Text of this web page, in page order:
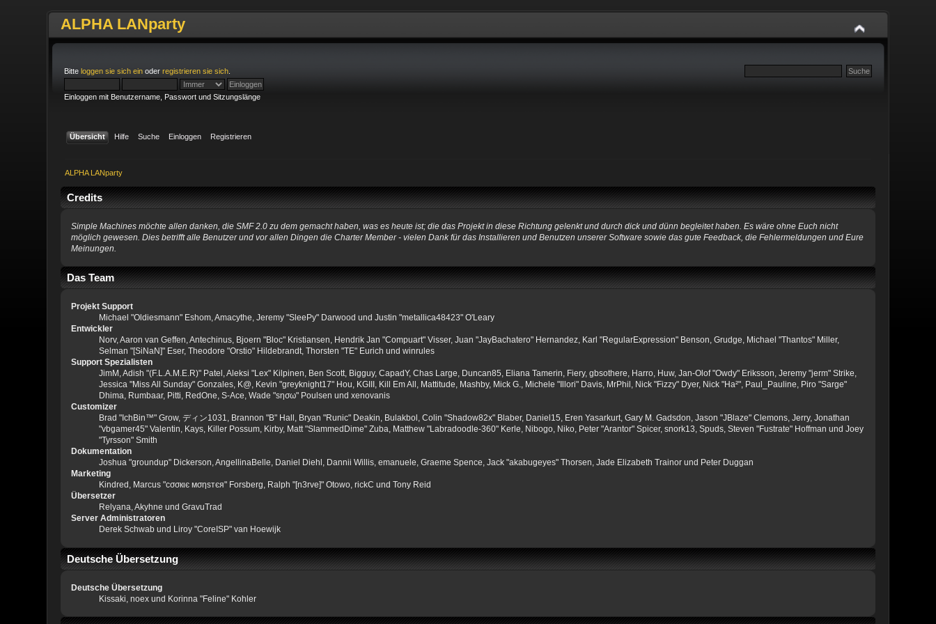
ALPHA LANparty
Bitteloggen sie sich ein oderregistrieren sie sich
Einloggen mit Benutzername, Passwort und Sitzungslänge
Übersicht Hilfe Suche Einloggen Registrieren
ALPHA LANparty
Credits
Simple Machines möchte allen danken, die SMF 2.0 zu dem gemacht haben, was es heute ist; die das Projekt in diese Richtung gelenkt und durch dick und dünn begleitet haben. Es wäre ohne Euch nicht
möglich gewesen. Dies betrifft alle Benutzer und vor allen Dingen die Charter Member - vielen Dank für das Installieren und Benutzen unserer Software sowie das gute Feedback, die Fehlermeldungen und Eure
Meinungen.
Das Team
Projekt Support
Michael "Oldiesmann" Eshom, Amacythe, Jeremy "SleePy" Darwood und Justin "metallica48423" O'Leary
Entwickler
Norv, Aaron van Geffen, Antechinus, Bjoern "Bloc" Kristiansen, Hendrik Jan "Compuart" Visser, Juan "JayBachatero" Hernandez, Karl "RegularExpression" Benson, Grudge, Michael "Thantos" Miller,
Selman "[SiNaN]" Eser, Theodore "Orstio" Hildebrandt, Thorsten "TE" Eurich und winrules
Support Spezialisten
JimM, Adish "(F.L.A.M.E.R)" Patel, Aleksi "Lex" Kilpinen, Ben Scott, Bigguy, CapadY, Chas Large, Duncan85, Eliana Tamerin, Fiery, gbsothere, Harro, Huw, Jan-Olof "Owdy" Eriksson, Jeremy "jerm" Strike,
Jessica "Miss All Sunday" Gonzales, K@, Kevin "greyknight17" Hou, KGIII, Kill Em All, Mattitude, Mashby, Mick G., Michele "Illori" Davis, MrPhil, Nick "Fizzy" Dyer, Nick "Ha²", Paul_Pauline, Piro "Sarge"
Dhima, Rumbaar, Pitti, RedOne, S-Ace, Wade "sησω" Poulsen und xenovanis
Customizer
Brad "IchBin™" Grow, ディン1031, Brannon "B" Hall, Bryan "Runic" Deakin, Bulakbol, Colin "Shadow82x" Blaber, Daniel15, Eren Yasarkurt, Gary M. Gadsdon, Jason "JBlaze" Clemons, Jerry, Jonathan
"vbgamer45" Valentin, Kays, Killer Possum, Kirby, Matt "SlammedDime" Zuba, Matthew "Labradoodle-360" Kerle, Nibogo, Niko, Peter "Arantor" Spicer, snork13, Spuds, Steven "Fustrate" Hoffman und Joey
"Tyrsson" Smith
Dokumentation
Joshua "groundup" Dickerson, AngellinaBelle, Daniel Diehl, Dannii Willis, emanuele, Graeme Spence, Jack "akabugeyes" Thorsen, Jade Elizabeth Trainor und Peter Duggan
Marketing
Kindred, Marcus "cσσкιє мσηѕтєя" Forsberg, Ralph "[n3rve]" Otowo, rickC und Tony Reid
Übersetzer
Relyana, Akyhne und GravuTrad
Server Administratoren
Derek Schwab und Liroy "CoreISP" van Hoewijk
Deutsche Übersetzung
Deutsche Übersetzung
Kissaki, noex und Korinna "Feline" Kohler